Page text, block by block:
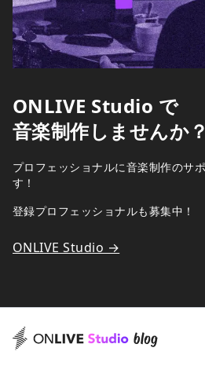
ONLIVE Studio で
音楽制作しませんか？
プロフェッショナルに音楽制作のサ
す！
登録プロフェッショナルも募集中！
ONLIVE Studio →